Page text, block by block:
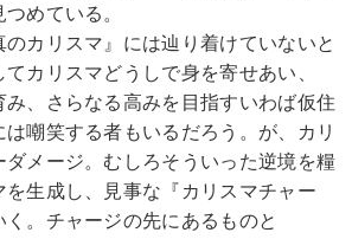
めている。
カリスマ』には辿り着けていないと
カリスマどうしで身を寄せあい、
み、さらなる高みを目指すいわば仮住
は嘲笑する者もいるだろう。が、カリ
ダメージ。むしろそういった逆境を糧
を生成し、見事な『カリスマチャー
。チャージの先にあるものと